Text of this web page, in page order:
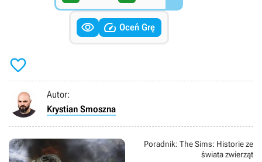
  Oceń Grę

Autor:
Krystian Smoszna
Poradnik: The Sims: Historie ze
świata zwierząt